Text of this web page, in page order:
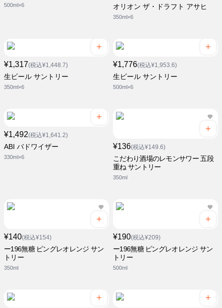
500ml×6 オリオン ザ・ドラフト アサヒ
350ml×6
¥1,317(税込¥1,448.7)
生ビール サントリー
350ml×6
¥1,776(税込¥1,953.6)
生ビール サントリー
500ml×6
¥1,492(税込¥1,641.2)
ABI バドワイザー
330ml×6
¥136(税込¥149.6)
こだわり酒場のレモンサワー 五段
重ね サントリー
350ml
¥140(税込¥154)
ー196無糖 ピングレオレンジ サン
トリー
350ml
¥190(税込¥209)
ー196無糖 ピングレオレンジ サン
トリー
500ml